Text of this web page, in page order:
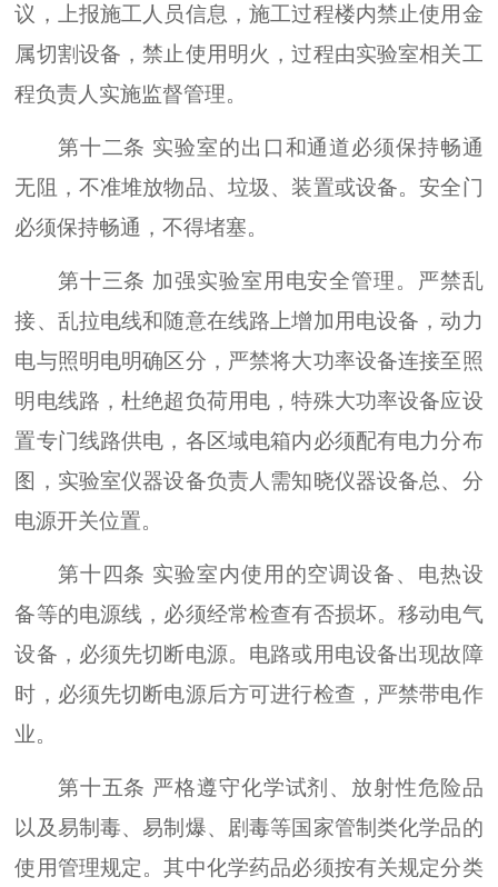
议，上报施工人员信息，施工过程楼内禁止使用金
属切割设备，禁止使用明火，过程由实验室相关工
程负责人实施监督管理。
第十二条 实验室的出口和通道必须保持畅通
无阻，不准堆放物品、垃圾、装置或设备。安全门
必须保持畅通，不得堵塞。
第十三条 加强实验室用电安全管理。严禁乱
接、乱拉电线和随意在线路上增加用电设备，动力
电与照明电明确区分，严禁将大功率设备连接至照
明电线路，杜绝超负荷用电，特殊大功率设备应设
置专门线路供电，各区域电箱内必须配有电力分布
图，实验室仪器设备负责人需知晓仪器设备总、分
电源开关位置。
第十四条 实验室内使用的空调设备、电热设
备等的电源线，必须经常检查有否损坏。移动电气
设备，必须先切断电源。电路或用电设备出现故障
时，必须先切断电源后方可进行检查，严禁带电作
业。
第十五条 严格遵守化学试剂、放射性危险品
以及易制毒、易制爆、剧毒等国家管制类化学品的
使用管理规定。其中化学药品必须按有关规定分类